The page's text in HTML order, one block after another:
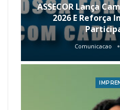
ASSECOR Lança
2026 E Reforça
Comunicacao